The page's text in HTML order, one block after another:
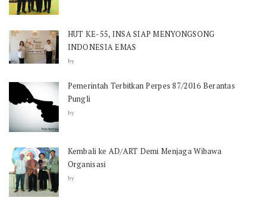
HUT KE-55, INSA SIAP MENYONGSONG
INDONESIA EMAS
by
Pemerintah Terbitkan Perpes 87/2016 Berantas
Pungli
by
Kembali ke AD/ART Demi Menjaga Wibawa
Organisasi
by